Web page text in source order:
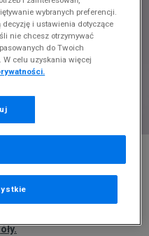
wybranych preferencji.
i ustawienia dotyczące
nie chcesz otrzymywać
do Twoich
W celu uzyskania więcej